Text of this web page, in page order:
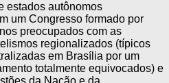
estados autônomos
um Congresso formado por
preocupados com as
regionalizados (típicos
em Brasília por um
totalmente equivocados) e